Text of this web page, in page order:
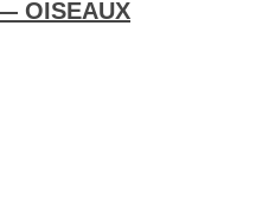
OISEAUX